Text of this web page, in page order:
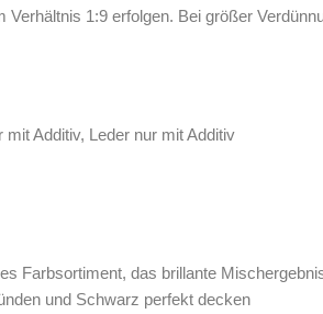
1:9 erfolgen. Bei größer
Additiv, Leder nur mit Additiv
Farbsortiment, das brillante
und Schwarz perfekt decken